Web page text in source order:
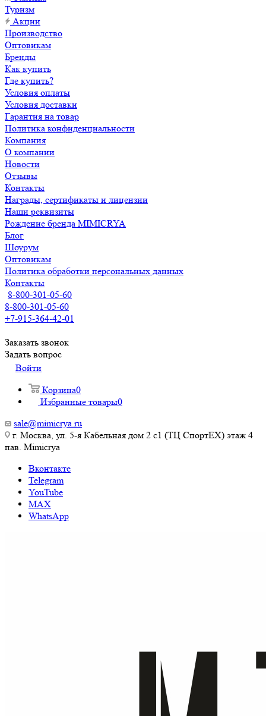
Туризм
Акции
Производство
Оптовикам
Бренды
Как купить
Где купить?
Условия оплаты
Условия доставки
Гарантия на товар
Политика конфиденциальности
Компания
О компании
Новости
Отзывы
Контакты
Награды, сертификаты и лицензии
Наши реквизиты
Рождение бренда MIMICRYA
Блог
Шоурум
Оптовикам
Политика обработки персональных данных
Контакты
8-800-301-05-60
8-800-301-05-60
+7-915-364-42-01
Заказать звонок
Задать вопрос
Войти
Корзина0
Избранные товары0
sale@mimicrya.ru
г. Москва, ул. 5-я Кабельная дом 2 с1 (ТЦ СпортEX) этаж 4
пав. Mimicrya
Вконтакте
Telegram
YouTube
MAX
WhatsApp